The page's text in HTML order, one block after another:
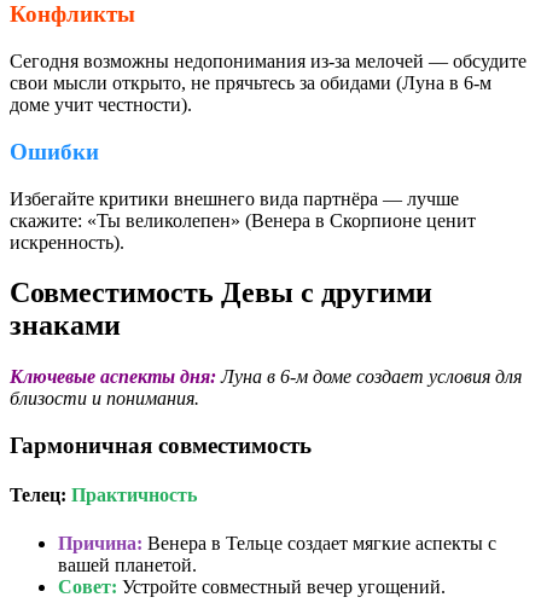
Конфликты
Сегодня возможны недопонимания из-за мелочей — обсудите
свои мысли открыто, не прячьтесь за обидами (Луна в 6-м
доме учит честности).
Ошибки
Избегайте критики внешнего вида партнёра — лучше
скажите: «Ты великолепен» (Венера в Скорпионе ценит
искренность).
Совместимость Девы с другими
знаками
Ключевые аспекты дня:Луна в 6-м доме создает условия для
близости и понимания.
Гармоничная совместимость
Телец: Практичность
Причина: Венера в Тельце создает мягкие аспекты с
вашей планетой.
Совет: Устройте совместный вечер угощений.